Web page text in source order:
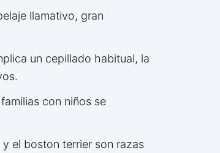
llamativo, gran
un cepillado habitual, la
con niños se
el boston terrier son razas